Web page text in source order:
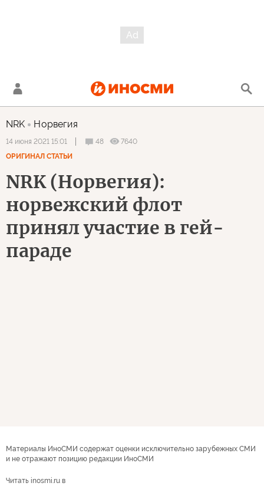
NRK Норвегия
14 июня 2021 15:01 48
7640
ОРИГИНАЛ СТАТЬИ
NRK (Норвегия):
норвежский флот
принял участие в гей-
параде
Материалы ИноСМИ содержат оценки исключительно зарубежных СМИ
и не отражают позицию редакции ИноСМИ
Читать inosmi.ru в